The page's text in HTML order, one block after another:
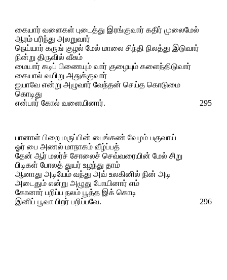
கையார் வளைகள் புடைத்து இரங்குவார் கதிர் முலைமேல்
ஆரம் பரிந்து அலறுவார்
நெய்யார் கருங் குழல் மேல் மாலை சிந்தி நிலத்து இடுவார்
நின்று திருவில் வீசும்
மையார் கடிப் பிணையும் வார் குழையும் களைந்திடுவார்
கையால் வயிறு அதுக்குவார்
ஐயாவே என்று அழுவார் வேந்தன் செய்த கொடுமை
கொடிது
என்பார் கோல் வளையினார்.
295
பானாள் பிறை மருப்பின் பைங்கண் வேழம் பகுவாய்
ஓர் பை அணல் மாநாகம் வீழ்ப்பத்
தேன் ஆர் மலர்ச் சோலைச் செவ்வரையின் மேல் சிறு
பிடிகள் போலத் துயர் உழந்து தாம்
ஆனாது அடியேம் வந்து அவ் உலகினில் நின் அடி
அடைதும் என்று அழுது போயினார் எம்
கோனார் பறிப்ப நலம் பூத்த இக் கொடி
இனிப் பூவா பிறர் பறிப்பவே.
296